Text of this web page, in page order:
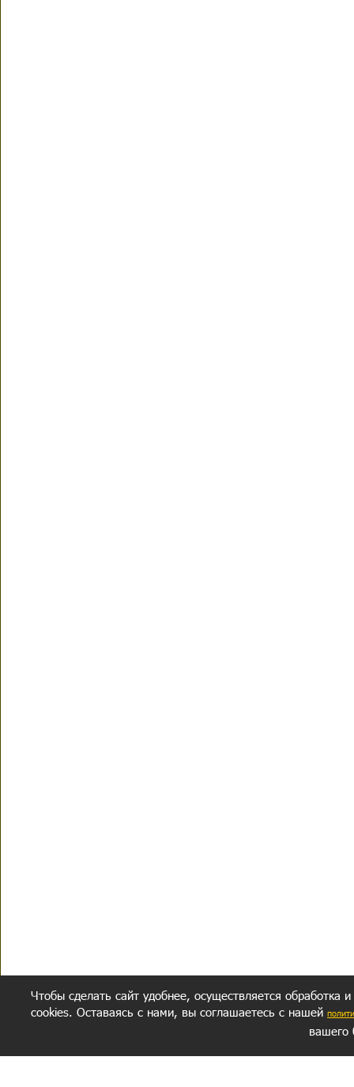
Чтобы сделать сайт удобнее, осуществляется обработка
cookies. Оставаясь с нами, вы соглашаетесь с нашей
вашего